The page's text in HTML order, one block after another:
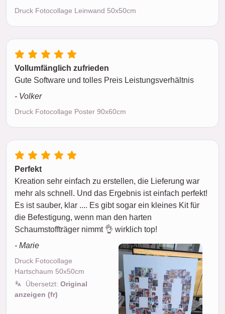
Druck Fotocollage Leinwand 50x50cm
Vollumfänglich zufrieden
Gute Software und tolles Preis Leistungsverhältnis
- Volker
Druck Fotocollage Poster 90x60cm
Perfekt
Kreation sehr einfach zu erstellen, die Lieferung war
mehr als schnell. Und das Ergebnis ist einfach perfekt!
Es ist sauber, klar .... Es gibt sogar ein kleines Kit für
die Befestigung, wenn man den harten
Schaumstoffträger nimmt 👌 wirklich top!
- Marie
Druck Fotocollage
Hartschaum 50x50cm
Übersetzt: Original
anzeigen (fr)